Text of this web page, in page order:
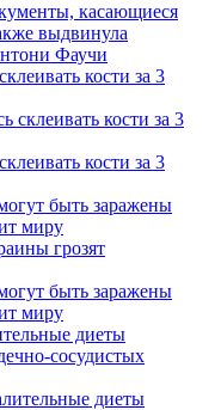
касающиеся
выдвинула
Фаучи
кости за 3
кости за 3
быть заражены
миру
быть заражены
миру
диеты
сосудистых